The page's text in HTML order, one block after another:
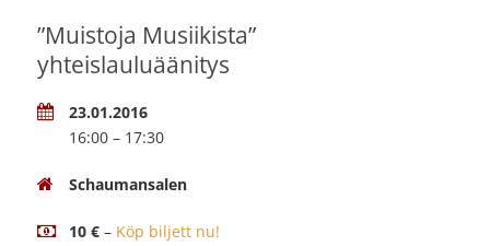
”Muistoja Musiikista”
yhteislauluäänitys
23.01.2016
16:00 – 17:30
Schaumansalen
10 € – Köp biljett nu!